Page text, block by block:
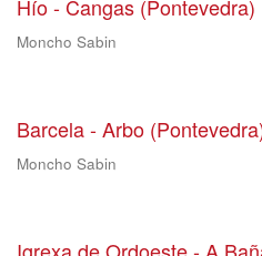
Hío - Cangas (Pontevedra)
Moncho Sabin
Barcela - Arbo
Moncho Sabin